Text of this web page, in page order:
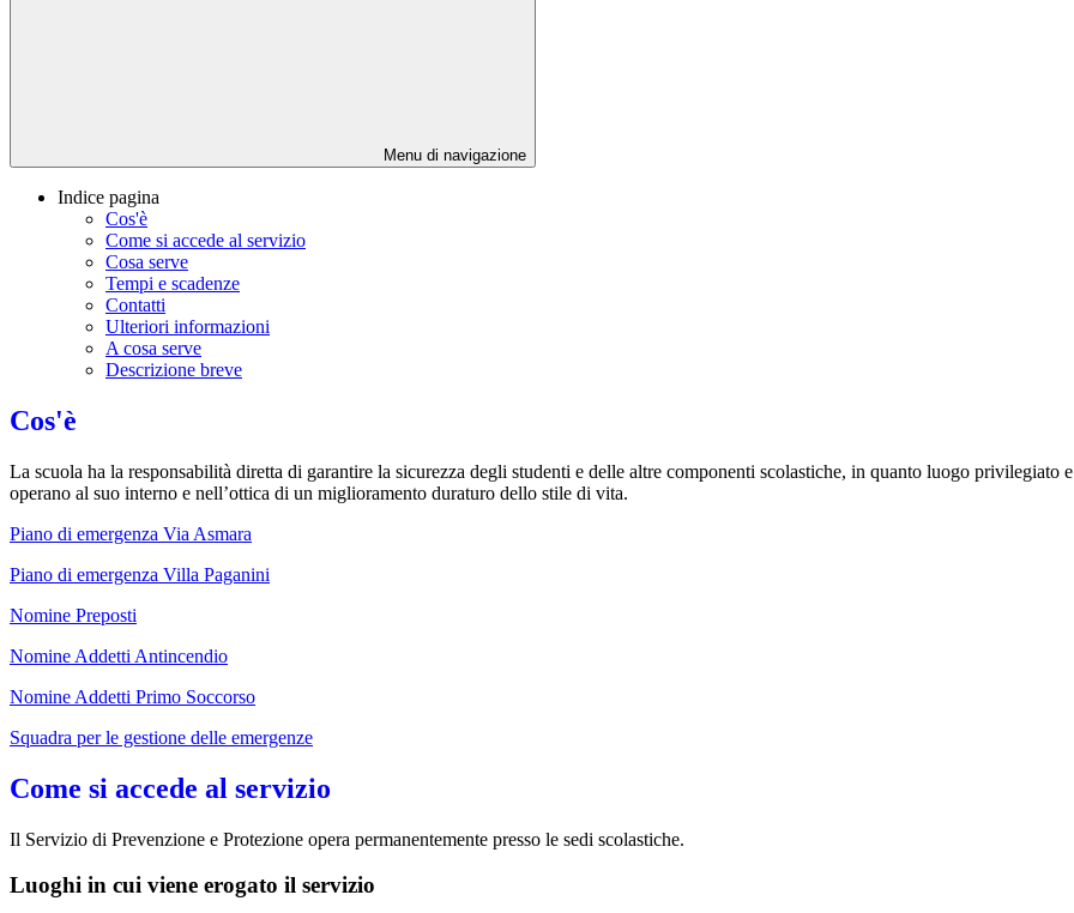
Menu di navigazione
Indice pagina
Cos'è
Come si accede al servizio
Cosa serve
Tempi e scadenze
Contatti
Ulteriori informazioni
A cosa serve
Descrizione breve
Cos'è
La scuola ha la responsabilità diretta di garantire la sicurezza degli studenti e delle altre componenti scolastiche, in quanto luogo
operano al suo interno e nell’ottica di un miglioramento duraturo dello stile di vita.
Piano di emergenza Via Asmara
Piano di emergenza Villa Paganini
Nomine Preposti
Nomine Addetti Antincendio
Nomine Addetti Primo Soccorso
Squadra per le gestione delle emergenze
Come si accede al servizio
Il Servizio di Prevenzione e Protezione opera permanentemente presso le sedi scolastiche.
Luoghi in cui viene erogato il servizio